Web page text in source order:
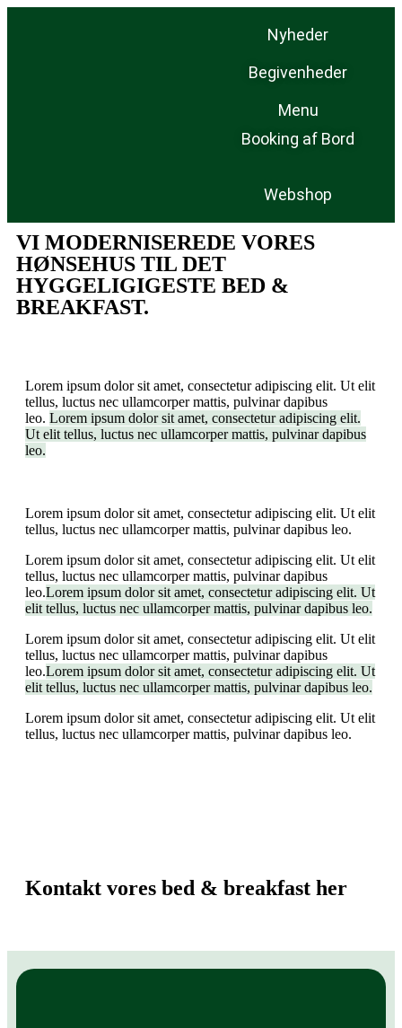
Nyheder
Begivenheder
Menu
Booking af Bord
Webshop
VI MODERNISEREDE VORES
HØNSEHUS TIL DET
HYGGELIGIGESTE BED &
BREAKFAST.
Lorem ipsum dolor sit amet, consectetur adipiscing elit. Ut elit
tellus, luctus nec ullamcorper mattis, pulvinar dapibus
leo. Lorem ipsum dolor sit amet, consectetur adipiscing elit.
Ut elit tellus, luctus nec ullamcorper mattis, pulvinar dapibus
leo.
Lorem ipsum dolor sit amet, consectetur adipiscing elit. Ut elit
tellus, luctus nec ullamcorper mattis, pulvinar dapibus leo.
Lorem ipsum dolor sit amet, consectetur adipiscing elit. Ut elit
tellus, luctus nec ullamcorper mattis, pulvinar dapibus
leo.Lorem ipsum dolor sit amet, consectetur adipiscing elit. Ut
elit tellus, luctus nec ullamcorper mattis, pulvinar dapibus leo.
Lorem ipsum dolor sit amet, consectetur adipiscing elit. Ut elit
tellus, luctus nec ullamcorper mattis, pulvinar dapibus
leo.Lorem ipsum dolor sit amet, consectetur adipiscing elit. Ut
elit tellus, luctus nec ullamcorper mattis, pulvinar dapibus leo.
Lorem ipsum dolor sit amet, consectetur adipiscing elit. Ut elit
tellus, luctus nec ullamcorper mattis, pulvinar dapibus leo.
Kontakt vores bed & breakfast her